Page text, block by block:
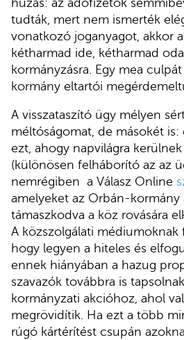
tudták, mert nem ismerték
vonatkozó joganyagot, akkor
kétharmad ide, kétharmad
kormányzásra. Egy mea
kormány eltartói
A visszataszító ügy mélyen
méltóságomat, de másokét
ezt, ahogy napvilágra
(különösen felháborító az az
nemrégiben a Válasz Online
amelyeket az Orbán-kormány
támaszkodva a köz rovására
A közszolgálati médiumoknak
hogy legyen a hiteles és
ennek hiányában a hazug
szavazók továbbra is
kormányzati akcióhoz, ahol
megrövidítik. Ha ezt a több
rúgó kártérítést csupán